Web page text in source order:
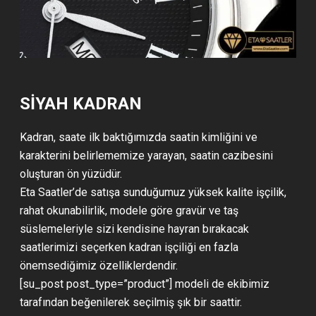
SIYAH KADRAN
Kadran, saate ilk baktığımızda saatin kimliğini ve
karakterini belirlememize yarayan, saatin cazibesini
oluşturan ön yüzüdür.
Eta Saatler’de satışa sunduğumuz yüksek kalite işçilik,
rahat okunabilirlik, modele göre gravür ve taş
süslemeleriyle sizi kendisine hayran bırakacak
saatlerimizi seçerken kadran işçiliği en fazla
önemsediğimiz özelliklerdendir.
[su_post post_type=”product”] modeli de ekibimiz
tarafından beğenilerek seçilmiş şık bir saattir.